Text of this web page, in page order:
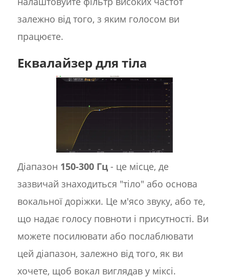
залежно від того, з яким голосом ви
працюєте.
Еквалайзер для тіла
Діапазон 150-300 Гц- це місце, де
зазвичай знаходиться "тіло" або основа
вокальної доріжки. Це м'ясо звуку, або те,
що надає голосу повноти і присутності. Ви
можете посилювати або послаблювати
цей діапазон, залежно від того, як ви
хочете, щоб вокал виглядав у міксі.